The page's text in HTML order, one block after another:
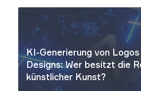
KI-Generierung von Logos
Designs: Wer besitzt die
künstlicher Kunst?